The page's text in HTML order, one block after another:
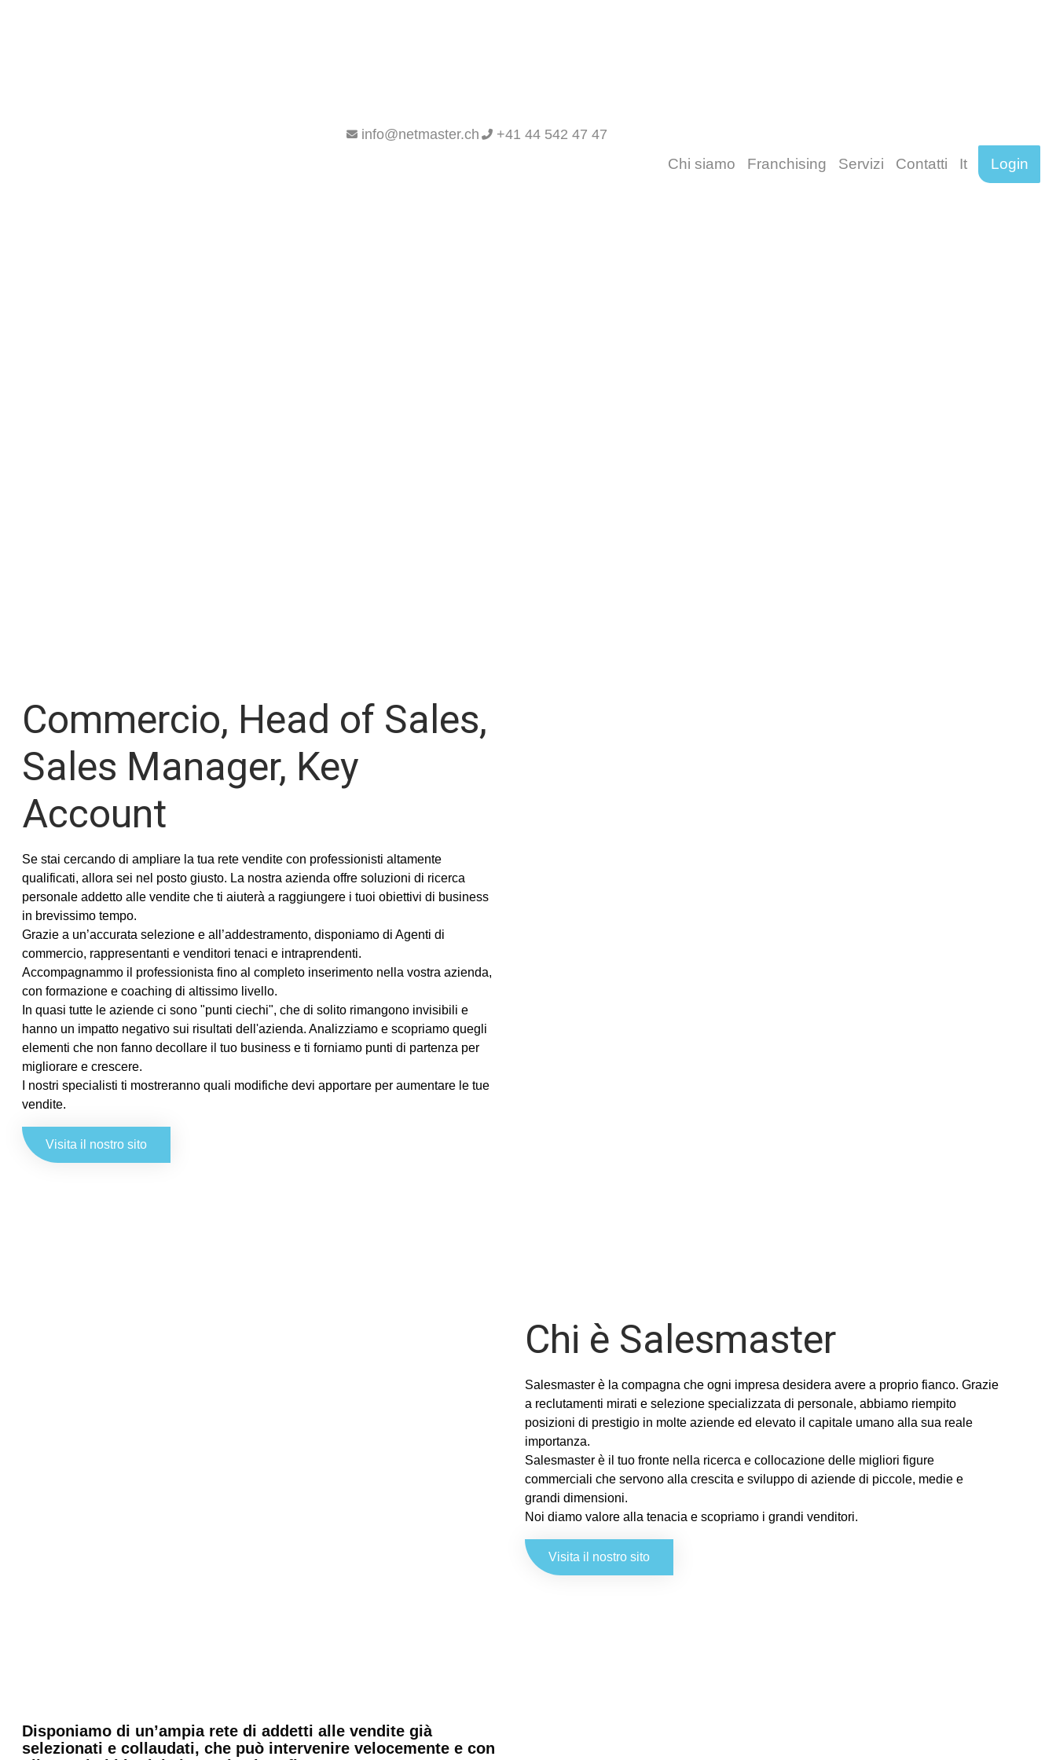
info@netmaster.ch +41 44 542 47 47
Chi siamo Franchising Servizi Contatti It Login
Commercio, Head of Sales,
Sales Manager, Key
Account
Se stai cercando di ampliare la tua rete vendite con professionisti altamente
qualificati, allora sei nel posto giusto. La nostra azienda offre soluzioni di ricerca
personale addetto alle vendite che ti aiuterà a raggiungere i tuoi obiettivi di business
in brevissimo tempo.
Grazie a un’accurata selezione e all’addestramento, disponiamo di Agenti di
commercio, rappresentanti e venditori tenaci e intraprendenti.
Accompagnammo il professionista fino al completo inserimento nella vostra azienda,
con formazione e coaching di altissimo livello.
In quasi tutte le aziende ci sono "punti ciechi", che di solito rimangono invisibili e
hanno un impatto negativo sui risultati dell'azienda. Analizziamo e scopriamo quegli
elementi che non fanno decollare il tuo business e ti forniamo punti di partenza per
migliorare e crescere.
I nostri specialisti ti mostreranno quali modifiche devi apportare per aumentare le tue
vendite.
Visita il nostro sito
Chi è Salesmaster
Salesmaster è la compagna che ogni impresa desidera avere a proprio fianco. Grazie
a reclutamenti mirati e selezione specializzata di personale, abbiamo riempito
posizioni di prestigio in molte aziende ed elevato il capitale umano alla sua reale
importanza.
Salesmaster è il tuo fronte nella ricerca e collocazione delle migliori figure
commerciali che servono alla crescita e sviluppo di aziende di piccole, medie e
grandi dimensioni.
Noi diamo valore alla tenacia e scopriamo i grandi venditori.
Visita il nostro sito
Disponiamo di un’ampia rete di addetti alle vendite già
selezionati e collaudati, che può intervenire velocemente e con